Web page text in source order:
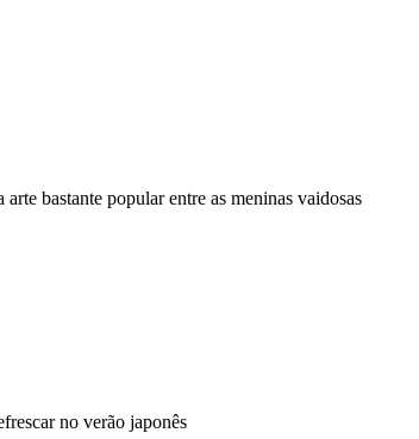
bastante popular entre as meninas vaidosas
no verão japonês